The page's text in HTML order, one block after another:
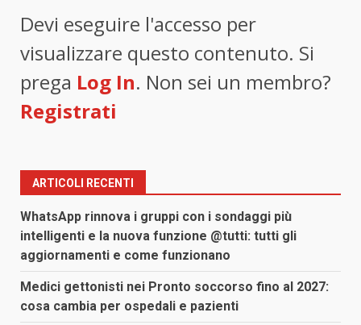
Devi eseguire l'accesso per
visualizzare questo contenuto. Si
prega Log In. Non sei un membro?
Registrati
ARTICOLI RECENTI
WhatsApp rinnova i gruppi con i sondaggi più
intelligenti e la nuova funzione @tutti: tutti gli
aggiornamenti e come funzionano
Medici gettonisti nei Pronto soccorso fino al 2027:
cosa cambia per ospedali e pazienti